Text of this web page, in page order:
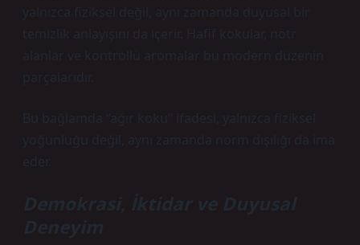
yalnızca fiziksel değil, aynı zamanda duyusal bir
temizlik anlayışını da içerir. Hafif kokular, nötr
alanlar ve kontrollü aromalar bu modern düzenin
parçalarıdır.
Bu bağlamda “ağır koku” ifadesi, yalnızca fiziksel
yoğunluğu değil, aynı zamanda norm dışılığı da ima
eder.
Demokrasi, İktidar ve Duyusal
Deneyim